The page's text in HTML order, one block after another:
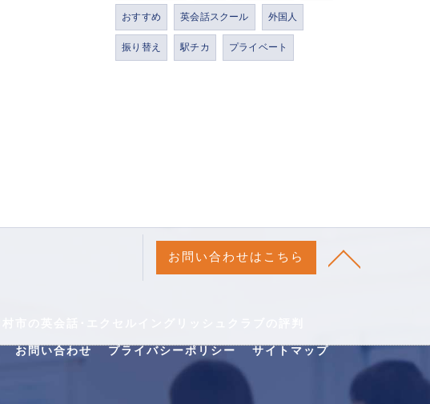
おすすめ
英会話スクール
外国人
振り替え
駅チカ プライベート
お問い合わせはこちら
お問い合わせ プライバシーポリシー サイトマップ